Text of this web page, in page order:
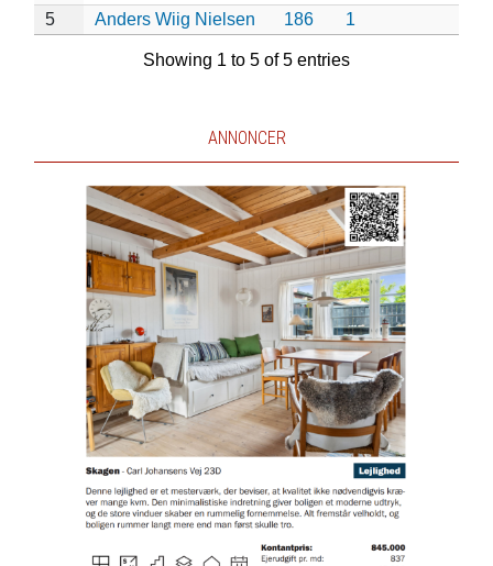
5 Anders Wiig Nielsen 186 1
Showing 1 to 5 of 5 entries
ANNONCER